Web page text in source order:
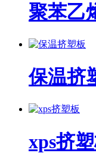
聚苯乙
保温挤
xps挤